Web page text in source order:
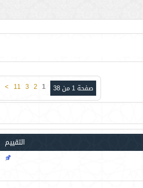
صفحة 1 من 38 1
2
3
11
>
التقييم